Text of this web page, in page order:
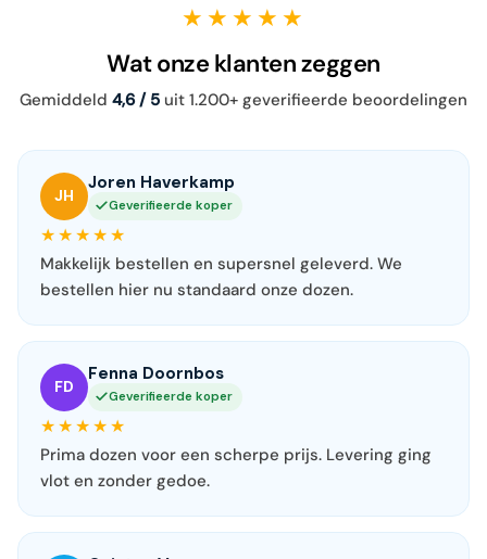
★★★★★
Wat onze klanten zeggen
Gemiddeld 4,6 / 5 uit 1.200+ geverifieerde beoordelingen
JH
Joren Haverkamp
Geverifieerde koper
★★★★★
Makkelijk bestellen en supersnel geleverd. We
bestellen hier nu standaard onze dozen.
FD
Fenna Doornbos
Geverifieerde koper
★★★★★
Prima dozen voor een scherpe prijs. Levering ging
vlot en zonder gedoe.